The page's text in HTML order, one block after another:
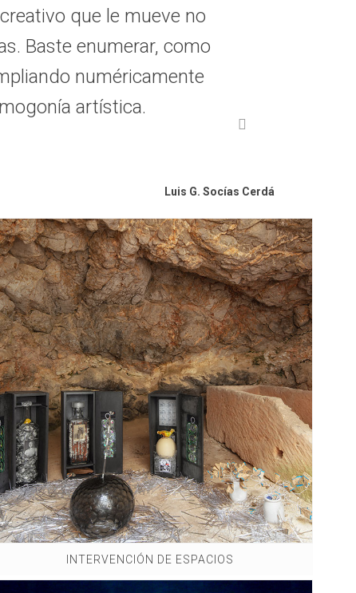
que le mueve no
Baste enumerar, como
numéricamente
artística.
Luis G. Socías Cerdá
INTERVENCIÓN DE ESPACIOS